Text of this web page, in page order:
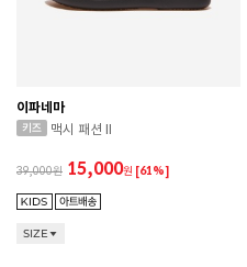
이파네마
맥시 패션 II
39,000 15,000원 [61%]
SIZE